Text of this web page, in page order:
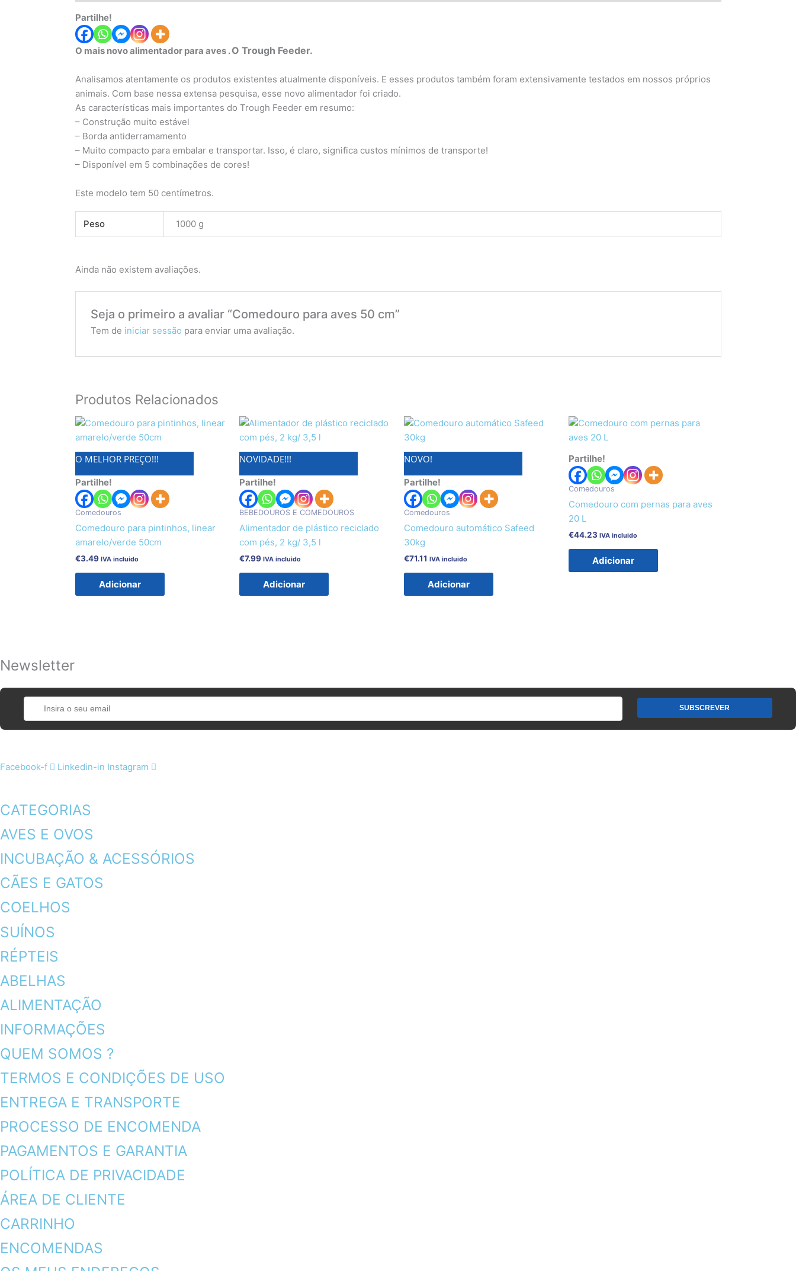
Partilhe!
O mais novo alimentador para aves .O Trough Feeder.
Analisamos atentamente os produtos existentes atualmente disponíveis. E esses produtos também foram extensivamente testados em nossos próprios
animais. Com base nessa extensa pesquisa, esse novo alimentador foi criado.
As características mais importantes do Trough Feeder em resumo:
– Construção muito estável
– Borda antiderramamento
– Muito compacto para embalar e transportar. Isso, é claro, significa custos mínimos de transporte!
– Disponível em 5 combinações de cores!
Este modelo tem 50 centímetros.
Peso 1000 g
Ainda não existem avaliações.
Seja o primeiro a avaliar “Comedouro para aves 50 cm”
Tem de iniciar sessão para enviar uma avaliação.
Produtos Relacionados
O MELHOR PREÇO!!!
Partilhe!
Comedouros
Comedouro para pintinhos, linear
amarelo/verde 50cm
€3.49 IVA incluido
Adicionar
NOVIDADE!!!
Partilhe!
BEBEDOUROS E COMEDOUROS
Alimentador de plástico reciclado
com pés, 2 kg/ 3,5 l
€7.99 IVA incluido
Adicionar
NOVO!
Partilhe!
Comedouros
Comedouro automático Safeed
30kg
€71.11 IVA incluido
Adicionar
Partilhe!
Comedouros
Comedouro com pernas para aves
20 L
€44.23 IVA incluido
Adicionar
Newsletter
Facebook-f Linkedin-in Instagram
CATEGORIAS
AVES E OVOS
INCUBAÇÃO & ACESSÓRIOS
CÃES E GATOS
COELHOS
SUÍNOS
RÉPTEIS
ABELHAS
ALIMENTAÇÃO
INFORMAÇÕES
QUEM SOMOS ?
TERMOS E CONDIÇÕES DE USO
ENTREGA E TRANSPORTE
PROCESSO DE ENCOMENDA
PAGAMENTOS E GARANTIA
POLÍTICA DE PRIVACIDADE
ÁREA DE CLIENTE
CARRINHO
ENCOMENDAS